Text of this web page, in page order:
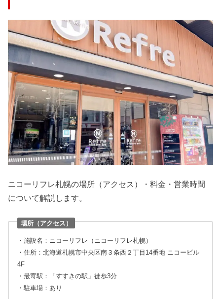
ニコーリフレ札幌の場所（アクセス）・料金・営業時間
について解説します。
場所（アクセス）
・施設名：ニコーリフレ（ニコーリフレ札幌）
・住所：北海道札幌市中央区南３条西２丁目14番地 ニコービル
4F
・最寄駅：「すすきの駅」徒歩3分
・駐車場：あり